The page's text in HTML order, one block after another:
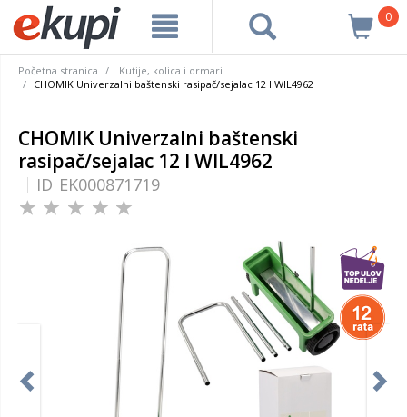
0
Početna stranica
Kutije, kolica i ormari
CHOMIK Univerzalni baštenski rasipač/sejalac 12 l WIL4962
CHOMIK Univerzalni baštenski
rasipač/sejalac 12 l WIL4962
ID EK000871719